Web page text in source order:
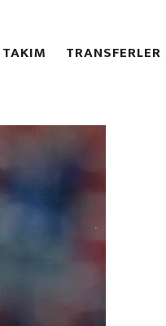
TRANSFERLER